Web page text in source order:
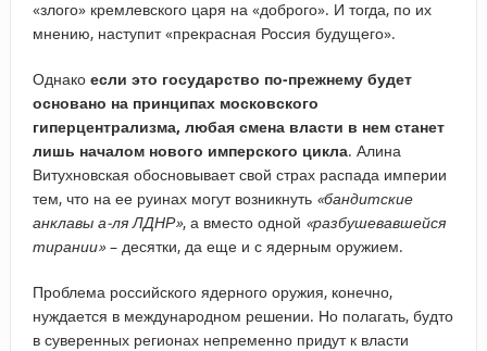
«злого» кремлевского царя на «доброго». И тогда, по их
мнению, наступит «прекрасная Россия будущего».
Однако если это государство по-прежнему будет
основано на принципах московского
гиперцентрализма, любая смена власти в нем станет
лишь началом нового имперского цикла. Алина
Витухновская обосновывает свой страх распада империи
тем, что на ее руинах могут возникнуть «бандитские
анклавы а-ля ЛДНР», а вместо одной «разбушевавшейся
тирании»– десятки, да еще и с ядерным оружием.
Проблема российского ядерного оружия, конечно,
нуждается в международном решении. Но полагать, будто
в суверенных регионах непременно придут к власти